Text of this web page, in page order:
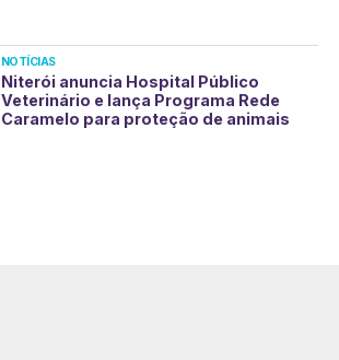
NOTÍCIAS
Niterói anuncia Hospital Público
Veterinário e lança Programa Rede
Caramelo para proteção de animais